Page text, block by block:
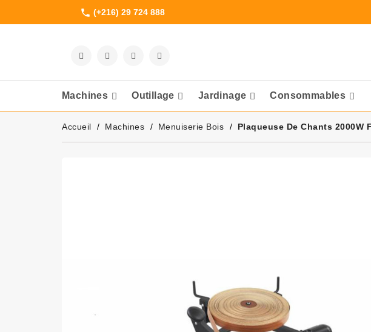
phone (+216) 29 724 888
Machines Outillage Jardinage Consommables
Accueil Machines Menuiserie Bois Plaqueuse De Chants 2000W